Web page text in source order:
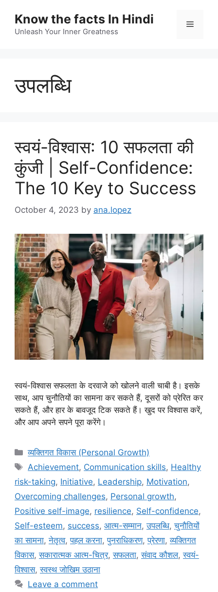
content
Know the facts In Hindi
Unleash Your Inner Greatness
Menu
उपलब्धि
स्वयं-विश्वास: 10 सफलता की
कुंजी | Self-Confidence:
The 10 Key to Success
October 4, 2023 by ana.lopez
स्वयं-विश्वास सफलता के दरवाजे को खोलने वाली चाबी है। इसके
साथ, आप चुनौतियों का सामना कर सकते हैं, दूसरों को प्रेरित कर
सकते हैं, और हार के बावजूद टिक सकते हैं। खुद पर विश्वास करें,
और आप अपने सपने पूरा करेंगे।
Categories
व्यक्तिगत विकास (Personal Growth)
Tags
Achievement, Communication skills, Healthy
risk-taking, Initiative, Leadership, Motivation,
Overcoming challenges, Personal growth,
Positive self-image, resilience, Self-confidence,
Self-esteem, success, आत्म-सम्मान,उपलब्धि,चुनौतियों
का सामना,नेतृत्व,पहल करना,पुनराधिकरण,प्रेरणा,व्यक्तिगत
विकास,सकारात्मक आत्म-चित्र,सफलता,संवाद कौशल,स्वयं-
विश्वास,स्वस्थ जोखिम उठाना
Leave a comment